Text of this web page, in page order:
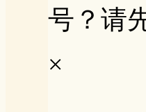
号？请
×